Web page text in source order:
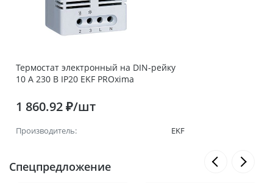
Термостат электронный на DIN-рейку
10 А 230 В IP20 EKF PROxima
1 860.92 ₽/шт
Производитель: EKF
Спецпредложение